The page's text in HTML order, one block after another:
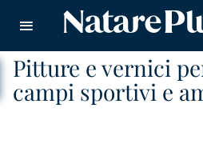
Pitture e vernici
campi sportivi e